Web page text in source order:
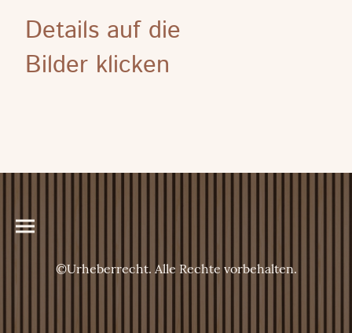
Details auf die
Bilder klicken
©Urheberrecht. Alle Rechte vorbehalten.